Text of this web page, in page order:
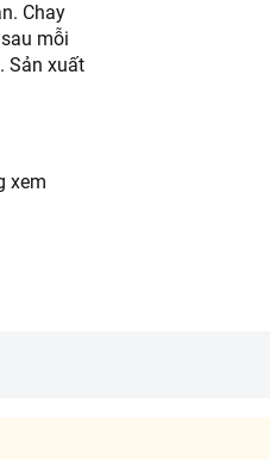
Chay
mỗi
Sản xuất
xem